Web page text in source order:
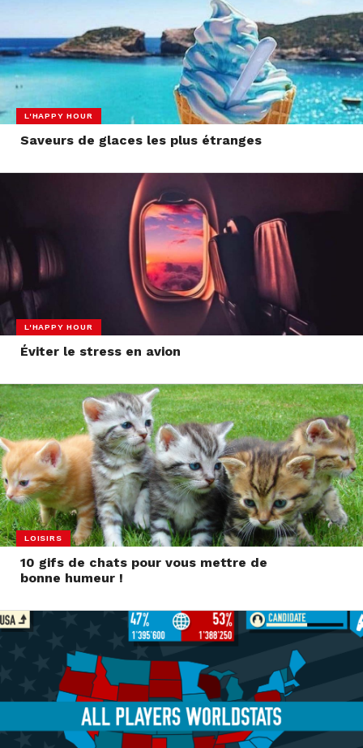
L'HAPPY HOUR
Saveurs de glaces les plus étranges
L'HAPPY HOUR
Éviter le stress en avion
LOISIRS
10 gifs de chats pour vous mettre de
bonne humeur !